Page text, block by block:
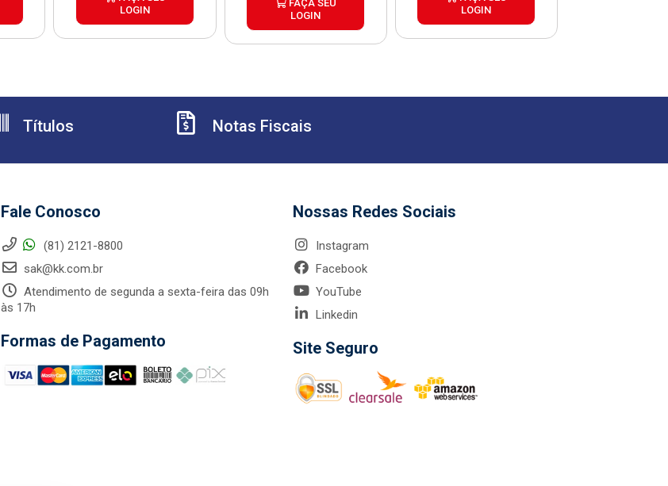
LOGIN
FAÇA SEU
LOGIN
LOGIN
Títulos Notas Fiscais
Fale Conosco
(81) 2121-8800
sak@kk.com.br
Atendimento de segunda a sexta-feira das 09h
às 17h
Formas de Pagamento
Nossas Redes Sociais
Instagram
Facebook
YouTube
Linkedin
Site Seguro